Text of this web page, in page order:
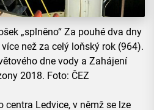
„splněno“ Za pouhé dva dny
než za celý loňský rok (964).
dne vody a Zahájení
2018. Foto: ČEZ
Ledvice, v němž se lze